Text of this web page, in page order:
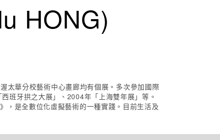
HONG)
太華分校藝術中心畫廊均有個展。多次參加國際
班牙拱之大展」、2004年「上海雙年展」等。
，是全數位化虛擬藝術的一種實踐。目前生活及